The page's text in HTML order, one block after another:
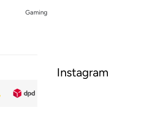
Gaming
Rychlá a
Sledujte nás
Instagram